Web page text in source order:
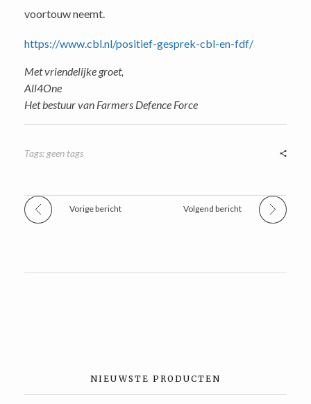
voortouw neemt.
https://www.cbl.nl/positief-gesprek-cbl-en-fdf/
Met vriendelijke groet,
All4One
Het bestuur van Farmers Defence Force
Tags: geen tags
Vorige bericht Volgend bericht
NIEUWSTE PRODUCTEN